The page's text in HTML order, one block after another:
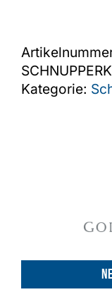
Menge
Kategorie: